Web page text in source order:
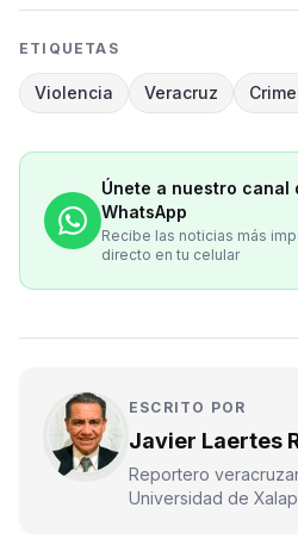
ETIQUETAS
Violencia Veracruz
Únete a nuestro canal
WhatsApp
Recibe las noticias más
directo en tu celular
ESCRITO POR
Javier Laertes
Reportero
Universidad de